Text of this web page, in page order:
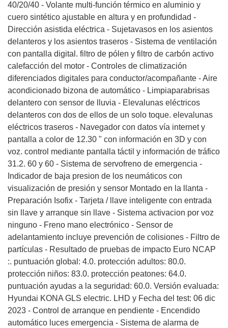
40/20/40 - Volante multi-función térmico en aluminio y
cuero sintético ajustable en altura y en profundidad -
Dirección asistida eléctrica - Sujetavasos en los asientos
delanteros y los asientos traseros - Sistema de ventilación
con pantalla digital. filtro de pólen y filtro de carbón activo
calefacción del motor - Controles de climatización
diferenciados digitales para conductor/acompañante - Aire
acondicionado bizona de automático - Limpiaparabrisas
delantero con sensor de lluvia - Elevalunas eléctricos
delanteros con dos de ellos de un solo toque. elevalunas
eléctricos traseros - Navegador con datos vía internet y
pantalla a color de 12.30 " con información en 3D y con
voz. control mediante pantalla táctil y información de tráfico
31.2. 60 y 60 - Sistema de servofreno de emergencia -
Indicador de baja presion de los neumáticos con
visualización de presión y sensor Montado en la llanta -
Preparación Isofix - Tarjeta / llave inteligente con entrada
sin llave y arranque sin llave - Sistema activacion por voz
ninguno - Freno mano electrónico - Sensor de
adelantamiento incluye prevención de colisiones - Filtro de
partículas - Resultado de pruebas de impacto Euro NCAP
:. puntuación global: 4.0. protección adultos: 80.0.
protección niños: 83.0. protección peatones: 64.0.
puntuación ayudas a la seguridad: 60.0. Versión evaluada:
Hyundai KONA GLS electric. LHD y Fecha del test: 06 dic
2023 - Control de arranque en pendiente - Encendido
automático luces emergencia - Sistema de alarma de